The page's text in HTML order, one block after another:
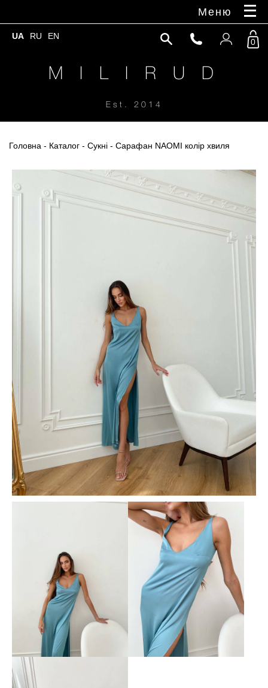
Меню
UA RU EN
M I L I R U D
Est. 2014
0
Головна - Каталог - Сукні - Сарафан NAOMI колір хвиля